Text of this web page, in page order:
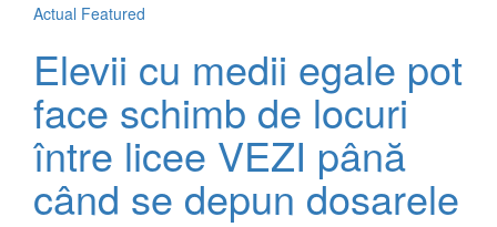
Actual Featured
Elevii cu medii egale pot
face schimb de locuri
între licee VEZI până
când se depun dosarele